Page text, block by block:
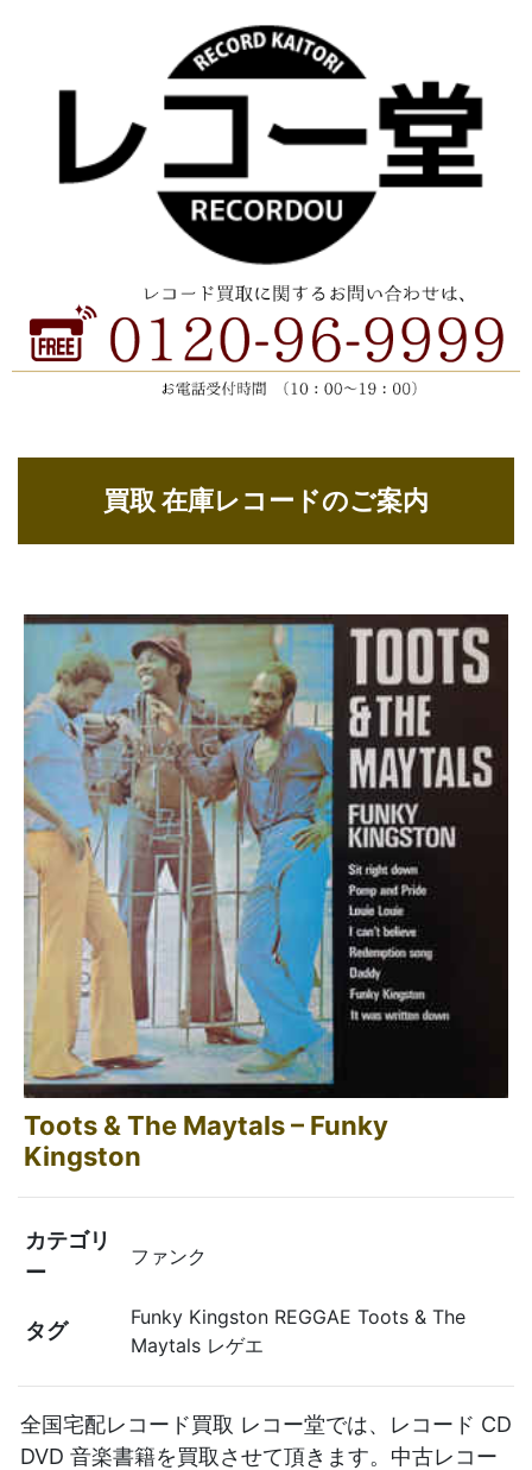
買取 在庫レコードのご案内
Toots & The Maytals ‎– Funky
Kingston
カテゴリ
ー
ファンク
タグ
Funky Kingston REGGAE Toots & The
Maytals レゲエ
全国宅配レコード買取 レコー堂では、レコード CD
DVD 音楽書籍を買取させて頂きます。中古レコー